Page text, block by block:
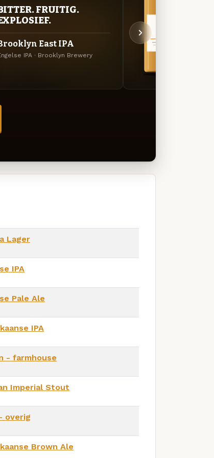
FRUITIG.
East IPA
IPA · Brooklyn Brewery
Lager
IPA
Pale Ale
IPA
- farmhouse
Imperial Stout
overig
Brown Ale